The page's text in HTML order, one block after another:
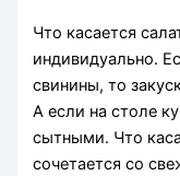
Что касается
индивидуально.
свинины, то
А если на столе
сытными. Что
сочетается со